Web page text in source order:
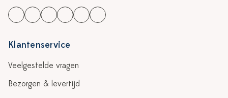
Klantenservice
Veelgestelde vragen
Bezorgen & levertijd